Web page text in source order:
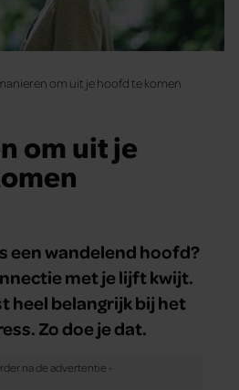
om uit je hoofd te komen
om uit je
een wandelend hoofd?
met je lijft kwijt.
heel belangrijk bij het
Zo doe je dat.